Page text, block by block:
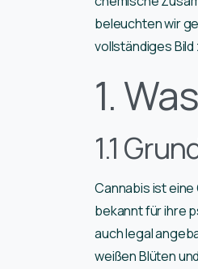
beleuchten wir
vollständiges
1.
1.1
Cannabis ist
bekannt für ihre
auch legal
weißen Blüten